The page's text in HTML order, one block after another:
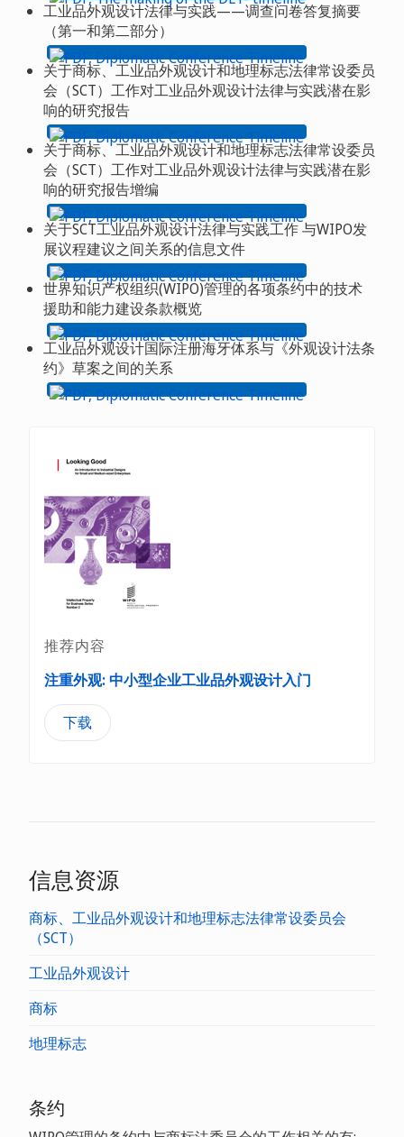
工业品外观设计法律与实践——调查问卷答复摘要
（第一和第二部分）
关于商标、工业品外观设计和地理标志法律常设委员
会（SCT）工作对工业品外观设计法律与实践潜在影
响的研究报告
关于商标、工业品外观设计和地理标志法律常设委员
会（SCT）工作对工业品外观设计法律与实践潜在影
响的研究报告增编
关于SCT工业品外观设计法律与实践工作 与WIPO发
展议程建议之间关系的信息文件
世界知识产权组织(WIPO)管理的各项条约中的技术
援助和能力建设条款概览
工业品外观设计国际注册海牙体系与《外观设计法条
约》草案之间的关系
推荐内容
注重外观: 中小型企业工业品外观设计入门
下载
信息资源
商标、工业品外观设计和地理标志法律常设委员会
（SCT）
工业品外观设计
商标
地理标志
条约